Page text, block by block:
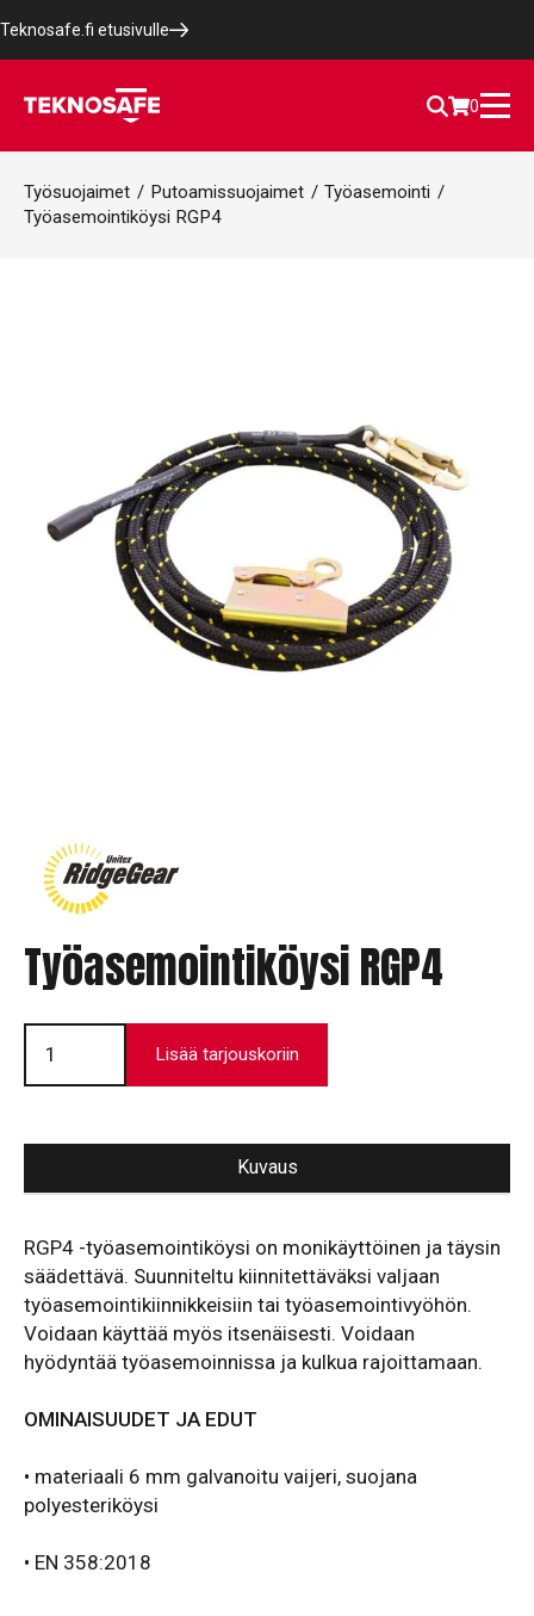
Teknosafe.fi etusivulle
0
Työsuojaimet / Putoamissuojaimet / Työasemointi /
Työasemointiköysi RGP4
Työasemointiköysi RGP4
Työasemointiköysi
RGP4
määrä
Lisää tarjouskoriin
Kuvaus
RGP4 -työasemointiköysi on monikäyttöinen ja täysin
säädettävä. Suunniteltu kiinnitettäväksi valjaan
työasemointikiinnikkeisiin tai työasemointivyöhön.
Voidaan käyttää myös itsenäisesti. Voidaan
hyödyntää työasemoinnissa ja kulkua rajoittamaan.
OMINAISUUDET JA EDUT
• materiaali 6 mm galvanoitu vaijeri, suojana
polyesteriköysi
• EN 358:2018